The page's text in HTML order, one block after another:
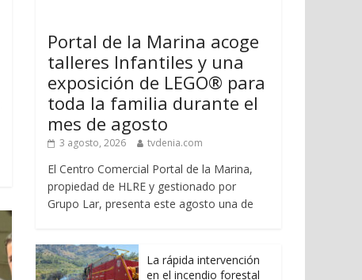
Portal de la Marina acoge
talleres Infantiles y una
exposición de LEGO® para
toda la familia durante el
mes de agosto
3 agosto, 2026 tvdenia.com
El Centro Comercial Portal de la Marina,
propiedad de HLRE y gestionado por
Grupo Lar, presenta este agosto una de
La rápida intervención
en el incendio forestal